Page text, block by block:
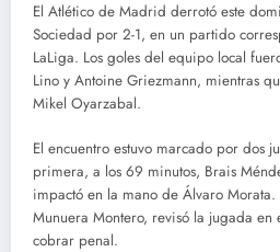
El Atlético de Madrid derrotó este
Sociedad por 2-1, en un partido
LaLiga. Los goles del equipo local
Lino y Antoine Griezmann, mientras
Mikel Oyarzabal.
El encuentro estuvo marcado por dos
primera, a los 69 minutos, Brais
impactó en la mano de Álvaro Morata.
Munuera Montero, revisó la jugada
cobrar penal.